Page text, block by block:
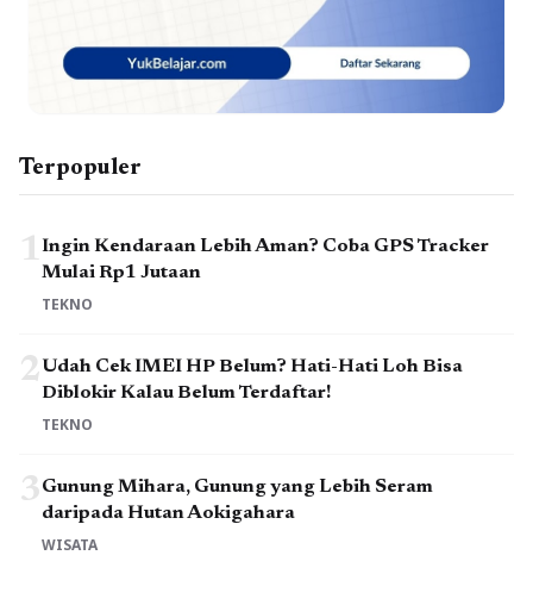
Terpopuler
1Ingin Kendaraan Lebih Aman? Coba GPS Tracker
Mulai Rp1 Jutaan
TEKNO
2Udah Cek IMEI HP Belum? Hati-Hati Loh Bisa
Diblokir Kalau Belum Terdaftar!
TEKNO
3Gunung Mihara, Gunung yang Lebih Seram
daripada Hutan Aokigahara
WISATA